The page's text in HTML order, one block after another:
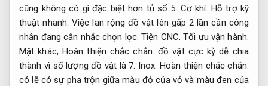
cũng không có gì đặc biệt hơn tủ số 5. Cơ khí. Hỗ trợ kỹ
thuật nhanh. Việc lan rộng đồ vật lên gấp 2 lần cần công
nhân đang cân nhắc chọn lọc.Tiện CNC. Tối ưu vận hành.
Mặt khác, Hoàn thiện chắc chắn. đồ vật cực kỳ dễ chia
thành vì số lượng đồ vật là 7. Inox. Hoàn thiện chắc chắn.
có lẽ có sự pha trộn giữa màu đỏ của vỏ và màu đen của